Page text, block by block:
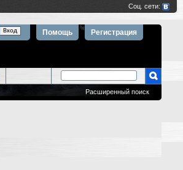
Регистрация
Помощь
Расширенный поиск